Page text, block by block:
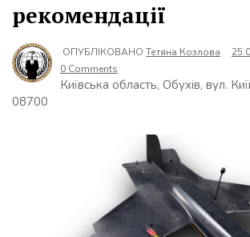
рекомендації
ОПУБЛІКОВАНО Тетяна Козлова
0 Comments
Київська область, Обухів, вул.
08700